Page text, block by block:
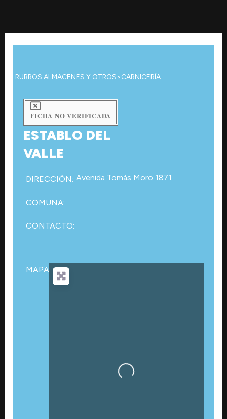
contenido
RUBROS:ALMACENES Y OTROS>CARNICERÍA
FICHA NO VERIFICADA
ESTABLO DEL
VALLE
DIRECCIÓN: Avenida Tomás Moro 1871
COMUNA:
CONTACTO:
MAPA:
Cargando…